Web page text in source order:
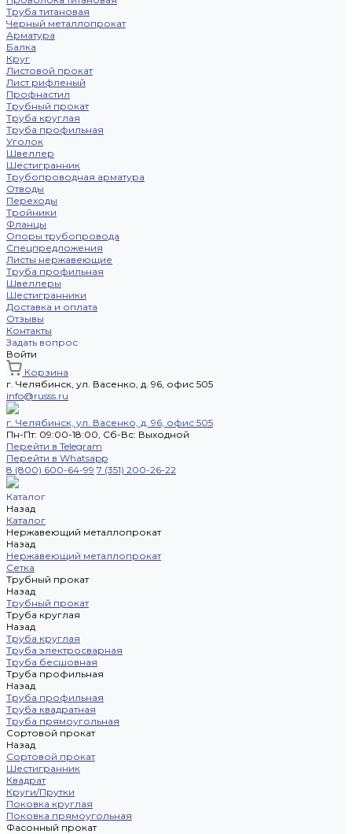
Труба титановая
Черный металлопрокат
Арматура
Балка
Круг
Листовой прокат
Лист рифленый
Профнастил
Трубный прокат
Труба круглая
Труба профильная
Уголок
Швеллер
Шестигранник
Трубопроводная арматура
Отводы
Переходы
Тройники
Фланцы
Опоры трубопровода
Спецпредложения
Листы нержавеющие
Труба профильная
Швеллеры
Шестигранники
Доставка и оплата
Отзывы
Контакты
Задать вопрос
Войти
Корзина
г. Челябинск, ул. Васенко, д. 96, офис 505
info@russs.ru
г. Челябинск, ул. Васенко, д. 96, офис 505
Пн-Пт: 09:00-18:00, Cб-Вс: Выходной
Перейти в Telegram
Перейти в Whatsapp
8 (800) 600-64-99 7 (351) 200-26-22
Каталог
Назад
Каталог
Нержавеющий металлопрокат
Назад
Нержавеющий металлопрокат
Сетка
Трубный прокат
Назад
Трубный прокат
Труба круглая
Назад
Труба круглая
Труба электросварная
Труба бесшовная
Труба профильная
Назад
Труба профильная
Труба квадратная
Труба прямоугольная
Сортовой прокат
Назад
Сортовой прокат
Шестигранник
Квадрат
Круги/Прутки
Поковка круглая
Поковка прямоугольная
Фасонный прокат